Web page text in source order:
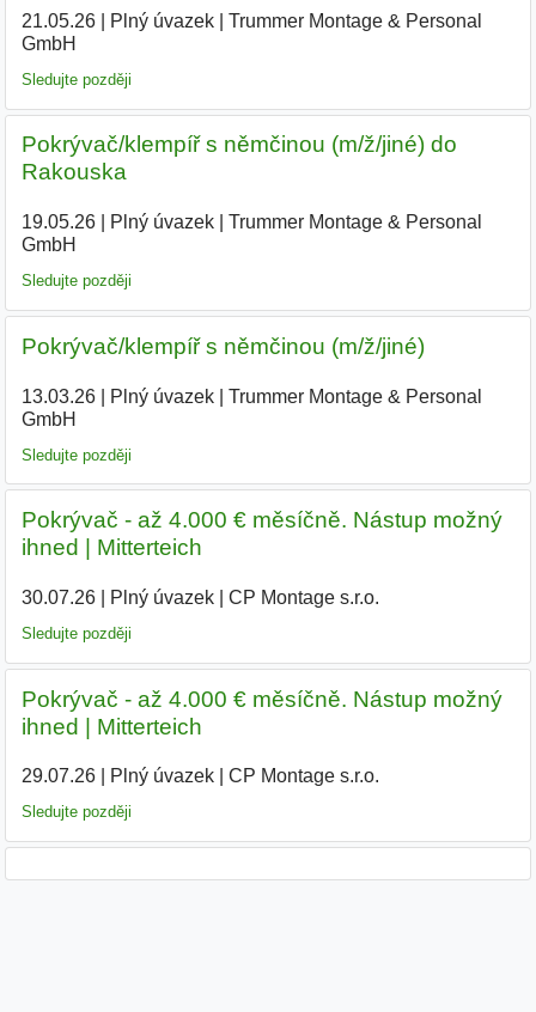
21.05.26| Plný úvazek|
Trummer Montage & Personal
GmbH
Sledujte později
Pokrývač/klempíř s němčinou (m/ž/jiné) do
Rakouska
19.05.26| Plný úvazek|
Trummer Montage & Personal
GmbH
Sledujte později
Pokrývač/klempíř s němčinou (m/ž/jiné)
13.03.26| Plný úvazek|
Trummer Montage & Personal
GmbH
Sledujte později
Pokrývač - až 4.000 € měsíčně. Nástup možný
ihned | Mitterteich
30.07.26| Plný úvazek| CP Montage s.r.o.
Sledujte později
Pokrývač - až 4.000 € měsíčně. Nástup možný
ihned | Mitterteich
29.07.26| Plný úvazek| CP Montage s.r.o.
Sledujte později